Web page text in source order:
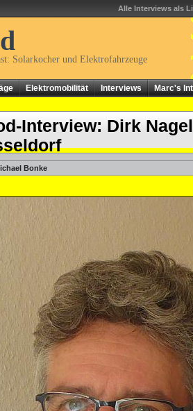
Alle Interviews als
Solarkocher und Elektrofahrzeuge
Elektromobilität Interviews Marc's
Interview: Dirk
Bonke